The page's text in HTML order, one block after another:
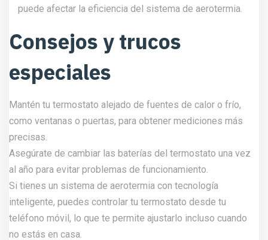
puede afectar la eficiencia del sistema de aerotermia.
Consejos y trucos
especiales
Mantén tu termostato alejado de fuentes de calor o frío,
como ventanas o puertas, para obtener mediciones más
precisas.
Asegúrate de cambiar las baterías del termostato una vez
al año para evitar problemas de funcionamiento.
Si tienes un sistema de aerotermia con tecnología
inteligente, puedes controlar tu termostato desde tu
teléfono móvil, lo que te permite ajustarlo incluso cuando
no estás en casa.